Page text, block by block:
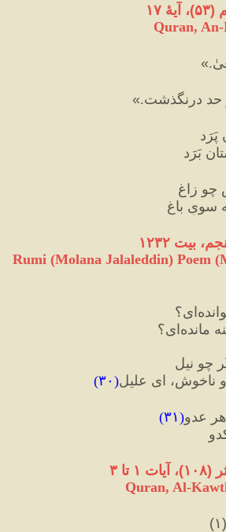
(۵۳)، آیهٔ ۱۷
Quran,
»
حد درنگذشت.»
بَرَد
چو زاغ
سویِ باغ
بیت ۱۲۳۲
Rumi (Molana Jalaleddin) Poem
چو نیل
( ۳۰)
هر عدو(۳۱)
(۱۰۸)، آیات ۱ تا ۳
Quran, Al-
( ١)